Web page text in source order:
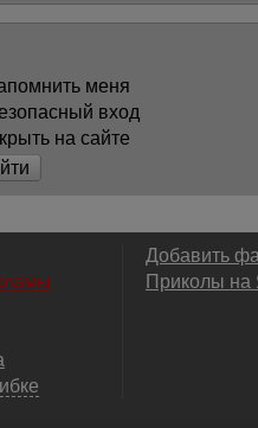
меня
вход
на сайте
Добавить
Приколы